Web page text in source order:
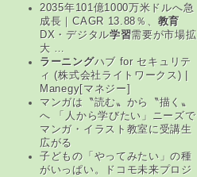
2035年101億1000万米ドルへ急
成長｜CAGR 13.88％、 教育
DX・デジタル学習需要が市場拡
大 …
ラーニングハブ for セキュリテ
ィ (株式会社ライトワークス) |
Manegy[マネジー]
マンガは〝読む〟から〝描く〟
へ 「人から学びたい」ニーズで
マンガ・イラスト教室に受講生
広がる
子どもの「やってみたい」の種
がいっぱい。ドコモ未来プロジ